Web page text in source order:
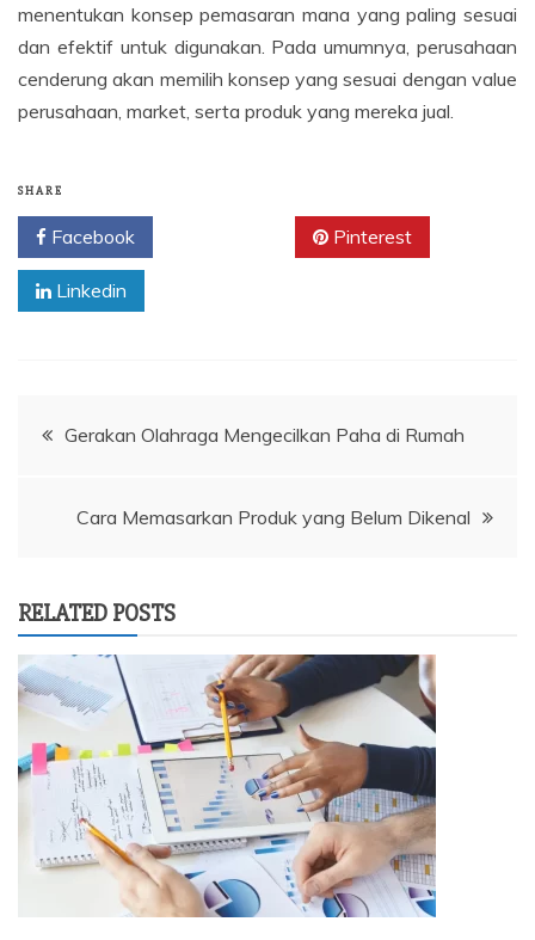
menentukan konsep pemasaran mana yang paling sesuai
dan efektif untuk digunakan. Pada umumnya, perusahaan
cenderung akan memilih konsep yang sesuai dengan value
perusahaan, market, serta produk yang mereka jual.
SHARE
Facebook Pinterest
Linkedin
Navigasi
Gerakan Olahraga Mengecilkan Paha di Rumah
Cara Memasarkan Produk yang Belum Dikenal
RELATED POSTS